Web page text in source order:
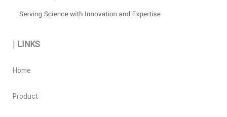
LINKS
Home
Product